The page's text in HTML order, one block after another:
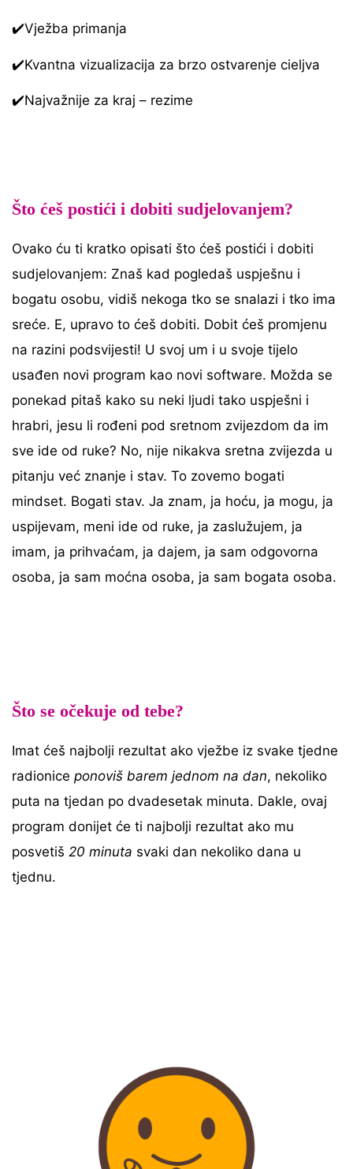
✔️Vježba primanja
✔️Kvantna vizualizacija za brzo ostvarenje cieljva
✔️Najvažnije za kraj – rezime
Što ćeš postići i dobiti sudjelovanjem?
Ovako ću ti kratko opisati što ćeš postići i dobiti
sudjelovanjem: Znaš kad pogledaš uspješnu i
bogatu osobu, vidiš nekoga tko se snalazi i tko ima
sreće. E, upravo to ćeš dobiti. Dobit ćeš promjenu
na razini podsvijesti! U svoj um i u svoje tijelo
usađen novi program kao novi software. Možda se
ponekad pitaš kako su neki ljudi tako uspješni i
hrabri, jesu li rođeni pod sretnom zvijezdom da im
sve ide od ruke? No, nije nikakva sretna zvijezda u
pitanju već znanje i stav. To zovemo bogati
mindset. Bogati stav. Ja znam, ja hoću, ja mogu, ja
uspijevam, meni ide od ruke, ja zaslužujem, ja
imam, ja prihvaćam, ja dajem, ja sam odgovorna
osoba, ja sam moćna osoba, ja sam bogata osoba.
Što se očekuje od tebe?
Imat ćeš najbolji rezultat ako vježbe iz svake tjedne
radionice ponoviš barem jednom na dan, nekoliko
puta na tjedan po dvadesetak minuta. Dakle, ovaj
program donijet će ti najbolji rezultat ako mu
posvetiš 20 minuta svaki dan nekoliko dana u
tjednu.